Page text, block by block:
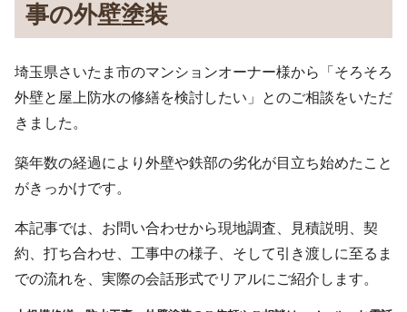
事の外壁塗装
埼玉県さいたま市のマンションオーナー様から「そろそろ
外壁と屋上防水の修繕を検討したい」とのご相談をいただ
きました。
築年数の経過により外壁や鉄部の劣化が目立ち始めたこと
がきっかけです。
本記事では、お問い合わせから現地調査、見積説明、契
約、打ち合わせ、工事中の様子、そして引き渡しに至るま
での流れを、実際の会話形式でリアルにご紹介します。